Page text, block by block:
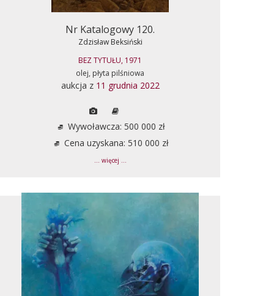
Nr Katalogowy 120.
Zdzisław Beksiński
BEZ TYTUŁU, 1971
olej, płyta pilśniowa
aukcja z 11 grudnia 2022
Wywoławcza: 500 000 zł
Cena uzyskana: 510 000 zł
... więcej ...